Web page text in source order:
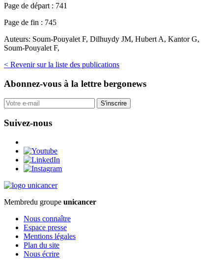
Page de départ : 741
Page de fin : 745
Auteurs: Soum-Pouyalet F, Dilhuydy JM, Hubert A, Kantor G,
Soum-Pouyalet F,
< Revenir sur la liste des publications
Abonnez-vous à la lettre bergonews
S'inscrire
Suivez-nous
Membredu groupe unicancer
Nous connaître
Espace presse
Mentions légales
Plan du site
Nous écrire